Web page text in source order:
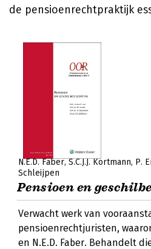
de pensioenrechtpraktijk
N.E.D. Faber S.C.J.J. Kortmann P.
Schleijpen
Pensioen en
Verwacht werk van
pensioenrechtjuristen,
en N.E.D. Faber. Behandelt